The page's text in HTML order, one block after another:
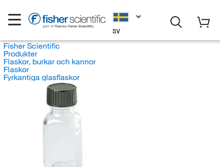
SV
Fisher Scientific
Produkter
Flaskor, burkar och kannor
Flaskor
Fyrkantiga glasflaskor